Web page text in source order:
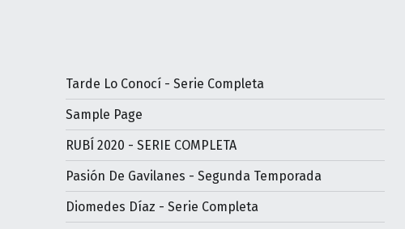
Tarde Lo Conocí - Serie Completa
Sample Page
RUBÍ 2020 - SERIE COMPLETA
Pasión De Gavilanes - Segunda Temporada
Diomedes Díaz - Serie Completa